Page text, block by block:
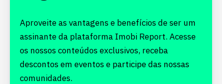
Aproveite as vantagens e benefícios de ser um
assinante da plataforma Imobi Report. Acesse
os nossos conteúdos exclusivos, receba
descontos em eventos e participe das nossas
comunidades.